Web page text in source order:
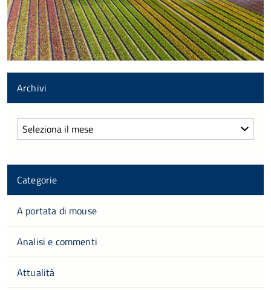
Archivi
Archivi
Categorie
A portata di mouse
Analisi e commenti
Attualità